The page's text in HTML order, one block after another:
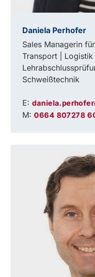
Daniela Perhofer
Sales Managerin
Transport |
Schweißtechnik
E:
M:0664 807278